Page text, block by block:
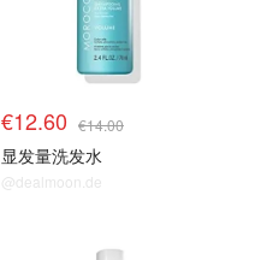
€12.60 €14.00
显发量洗发水
@dealmoon.de